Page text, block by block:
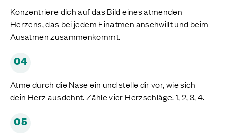
Konzentriere dich auf das Bild eines atmenden
Herzens, das bei jedem Einatmen anschwillt und beim
Ausatmen zusammenkommt.
04
Atme durch die Nase ein und stelle dir vor, wie sich
dein Herz ausdehnt. Zähle vier Herzschläge. 1, 2, 3, 4.
05